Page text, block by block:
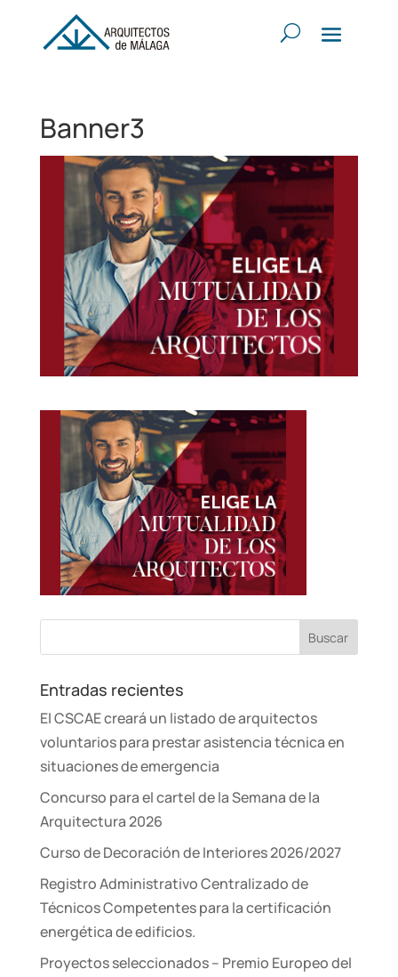
Banner3
Entradas recientes
El CSCAE creará un listado de arquitectos
voluntarios para prestar asistencia técnica en
situaciones de emergencia
Concurso para el cartel de la Semana de la
Arquitectura 2026
Curso de Decoración de Interiores 2026/2027
Registro Administrativo Centralizado de
Técnicos Competentes para la certificación
energética de edificios.
Proyectos seleccionados – Premio Europeo del